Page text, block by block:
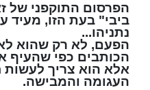
הפרסום התוקפני של
ביבי" בעת הזו, מעיד
נתניהו...
הפעם, לא רק שהוא
הכותבים כפי שהעיף
אלא הוא צריך לעשות
העגומה והמבישה.